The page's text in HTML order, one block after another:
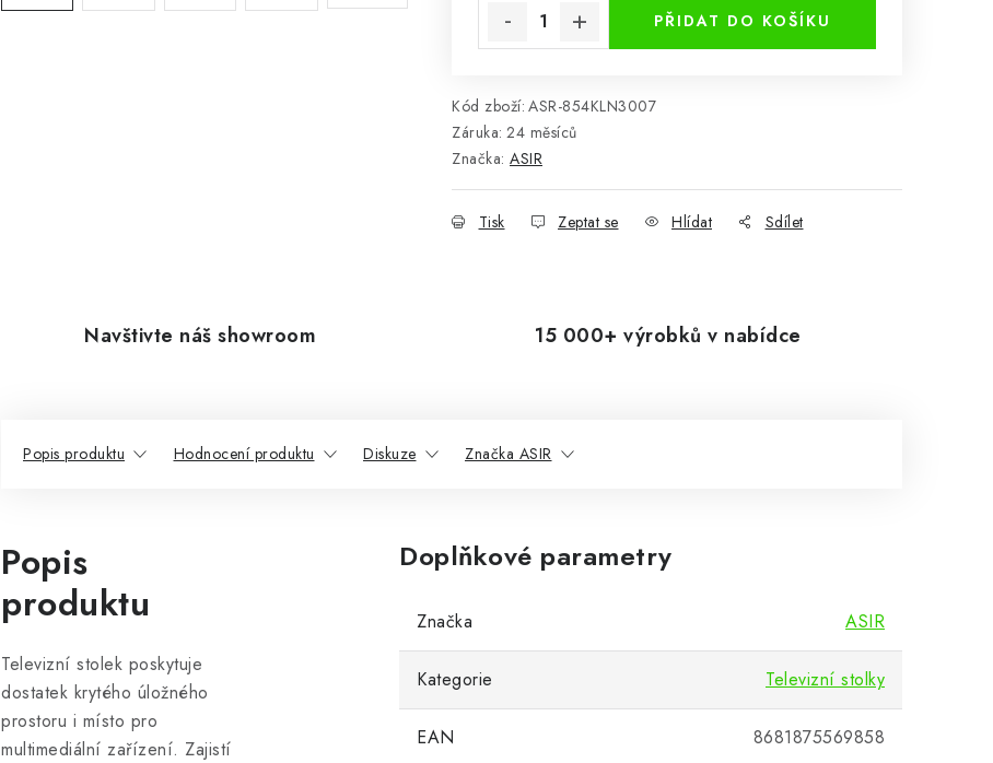
PŘIDAT DO KOŠÍKU
Kód zboží: ASR-854KLN3007
Záruka: 24 měsíců
Značka: ASIR
Tisk Zeptat se Hlídat Sdílet
Navštivte náš showroom 15 000+ výrobků v nabídce
Popis produktu Hodnocení produktu Diskuze Značka ASIR
Popis
produktu
Televizní stolek poskytuje
dostatek krytého úložného
prostoru i místo pro
multimediální zařízení. Zajistí
Doplňkové parametry
Značka ASIR
Kategorie Televizní stolky
EAN 8681875569858